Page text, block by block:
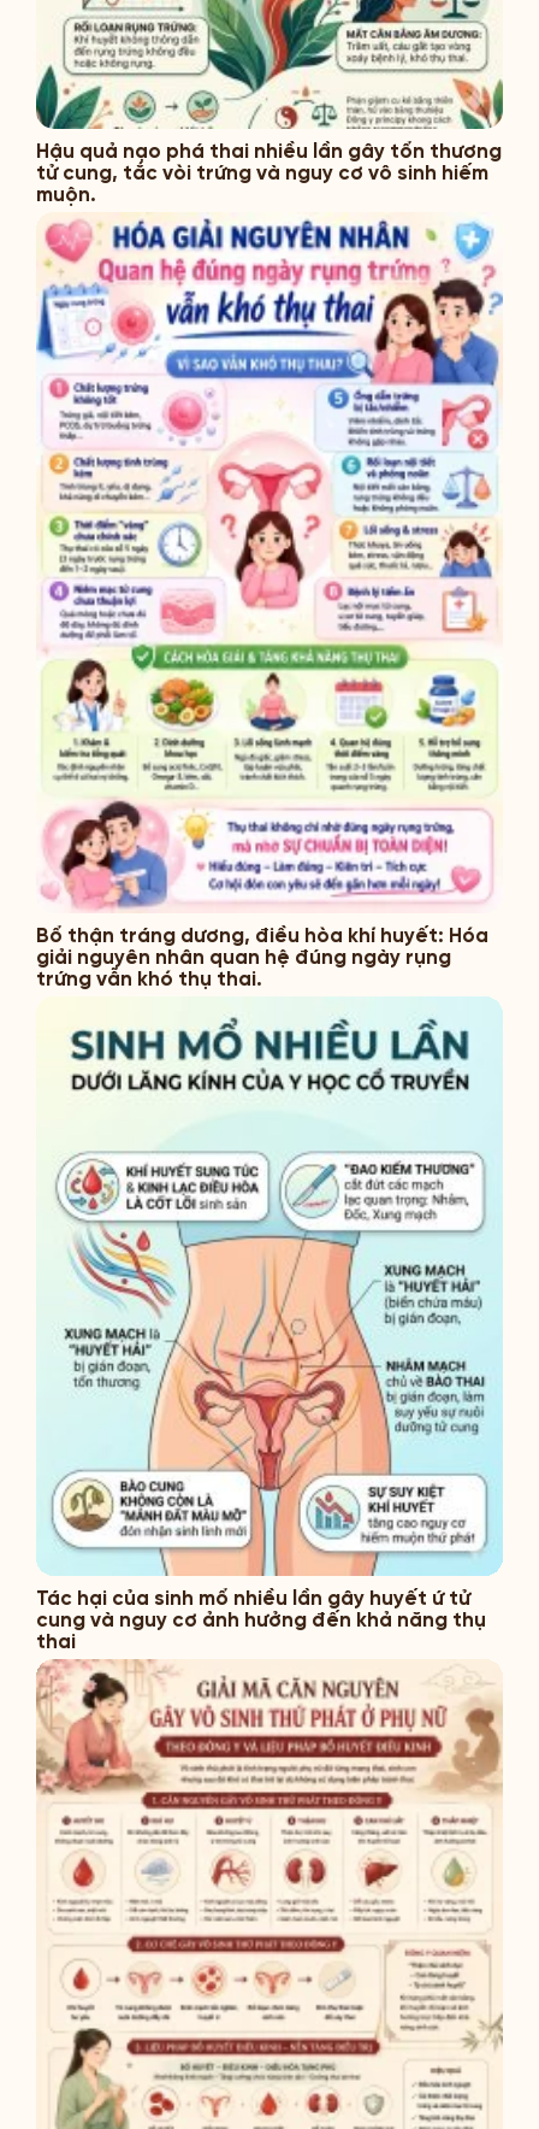
Hậu quả nạo phá thai nhiều lần gây tổn thương
tử cung, tắc vòi trứng và nguy cơ vô sinh hiếm
muộn.
Bổ thận tráng dương, điều hòa khí huyết: Hóa
giải nguyên nhân quan hệ đúng ngày rụng
trứng vẫn khó thụ thai.
Tác hại của sinh mổ nhiều lần gây huyết ứ tử
cung và nguy cơ ảnh hưởng đến khả năng thụ
thai